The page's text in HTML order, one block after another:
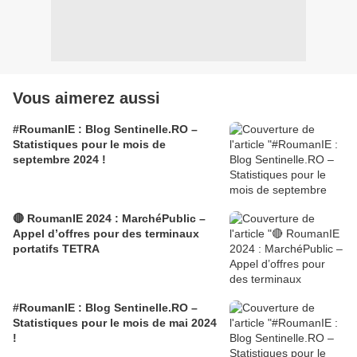
Vous aimerez aussi
#RoumanIE : Blog Sentinelle.RO –
Statistiques pour le mois de
septembre 2024 !
🔴 RoumanIE 2024 : MarchéPublic –
Appel d’offres pour des terminaux
portatifs TETRA
#RoumanIE : Blog Sentinelle.RO –
Statistiques pour le mois de mai 2024
!